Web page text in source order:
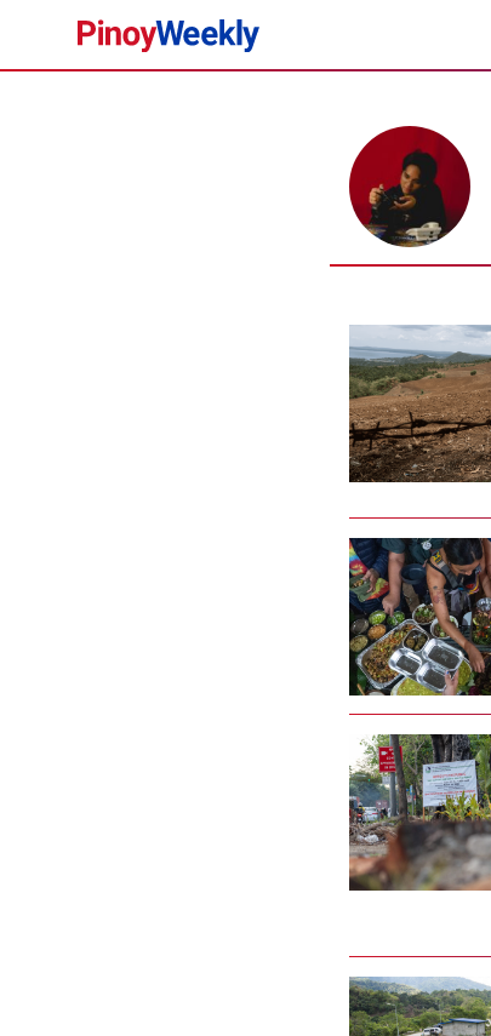
Pinoy